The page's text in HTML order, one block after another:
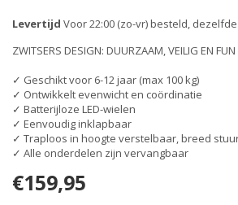
Levertijd Voor 22:00 (zo-vr) besteld,
ZWITSERS DESIGN: DUURZAAM, VEILIG EN FUN
✓ Geschikt voor 6-12 jaar (max 100 kg)
✓ Ontwikkelt evenwicht en coördinatie
✓ Batterijloze LED-wielen
✓ Eenvoudig inklapbaar
✓ Traploos in hoogte verstelbaar, breed
✓ Alle onderdelen zijn vervangbaar
€159,95